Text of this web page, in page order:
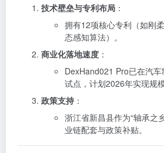
技术壁垒与专利布局 ：
拥有12项核心专利（如刚
态感知算法）。
商业化落地速度 ：
DexHand021 Pro已在汽
试点，计划2026年实现规
政策支持 ：
浙江省新昌县作为“轴承之
业链配套与政策补贴。